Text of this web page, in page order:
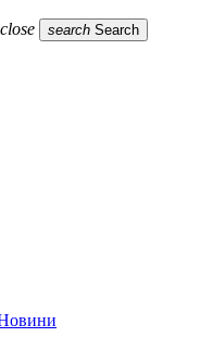
close search Search